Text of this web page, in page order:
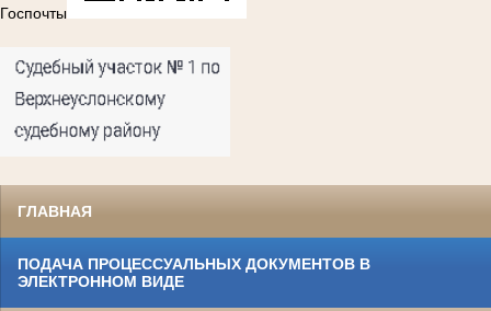
Госпочты
ГЛАВНАЯ
ПОДАЧА ПРОЦЕССУАЛЬНЫХ ДОКУМЕНТОВ В
ЭЛЕКТРОННОМ ВИДЕ